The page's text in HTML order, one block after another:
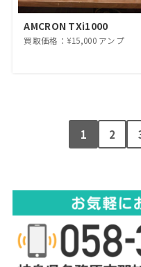
AMCRON TXi1000
買取価格：¥15,000 アンプ
1 2